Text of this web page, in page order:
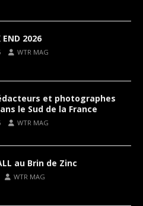
END 2026
WTR MAG
et photographes
le Sud de la France
WTR MAG
au Brin de Zinc
WTR MAG